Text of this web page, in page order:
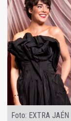
Foto: EXTRA JAÉN